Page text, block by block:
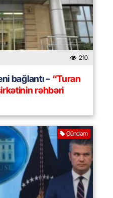
210
bağlantı –“Turan
rəhbəri
Gündəm